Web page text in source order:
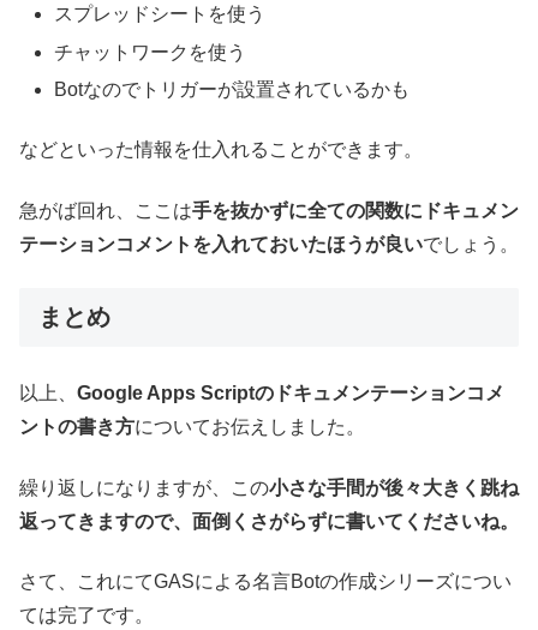
スプレッドシートを使う
チャットワークを使う
Botなのでトリガーが設置されているかも
などといった情報を仕入れることができます。
急がば回れ、ここは手を抜かずに全ての関数にドキュメン
テーションコメントを入れておいたほうが良いでしょう。
まとめ
以上、 Google Apps Scriptのドキュメンテーションコメ
ントの書き方についてお伝えしました。
繰り返しになりますが、この小さな手間が後々大きく跳ね
返ってきますので、面倒くさがらずに書いてくださいね。
さて、これにてGASによる名言Botの作成シリーズについ
ては完了です。